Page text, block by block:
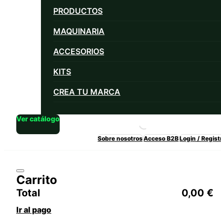
PRODUCTOS
MAQUINARIA
ACCESORIOS
KITS
CREA TU MARCA
Ver catálogo
Sobre nosotrosAcceso B2BLogin /
Carrito
Total 0,00 €
Ir al pago